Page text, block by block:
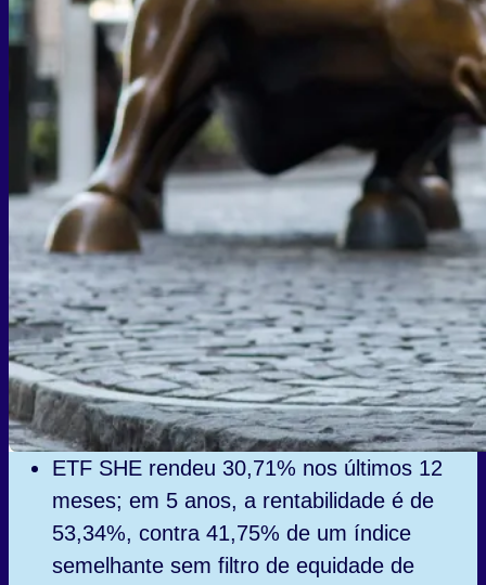
ETF SHE rendeu 30,71% nos últimos 12
meses; em 5 anos, a rentabilidade é de
53,34%, contra 41,75% de um índice
semelhante sem filtro de equidade de